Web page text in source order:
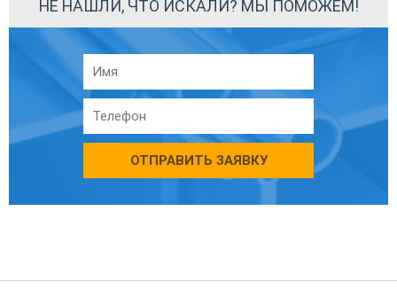
НЕ НАШЛИ, ЧТО ИСКАЛИ? МЫ ПОМОЖЕМ!
ОТПРАВИТЬ ЗАЯВКУ